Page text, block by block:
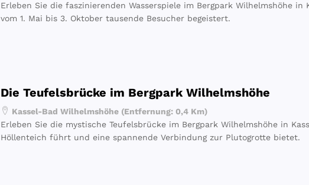
Erleben Sie die faszinierenden Wasserspiele im Bergpark Wilhelmshöhe in
vom 1. Mai bis 3. Oktober tausende Besucher begeistert.
Die Teufelsbrücke im Bergpark Wilhelmshöhe
Kassel-Bad Wilhelmshöhe (Entfernung: 0,4 Km)
Erleben Sie die mystische Teufelsbrücke im Bergpark Wilhelmshöhe in
Höllenteich führt und eine spannende Verbindung zur Plutogrotte bietet.